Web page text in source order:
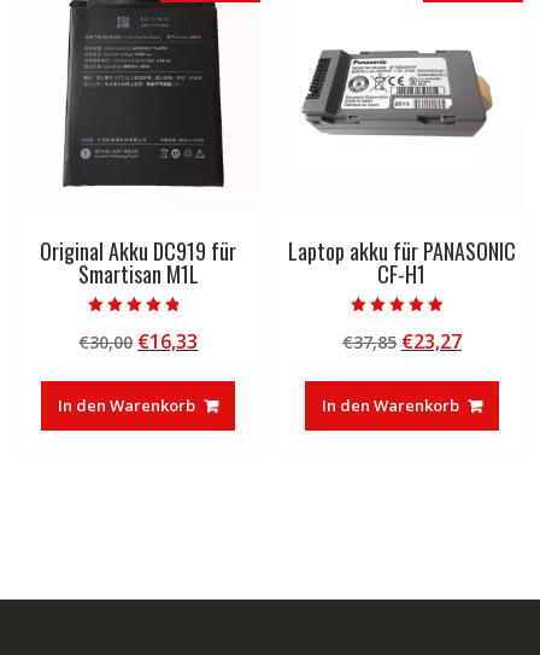
Original Akku DC919 für
Smartisan M1L
4.50
von 5
€30,00 Ursprünglicher
war:
€30,00
€16,33
ist:
€16,33.
In den Warenkorb
Laptop akku für PANASONIC
CF-H1
4.50
von 5
€37,85 Ursprünglicher
war:
€37,85
€23,27
ist:
€23,27.
In den Warenkorb